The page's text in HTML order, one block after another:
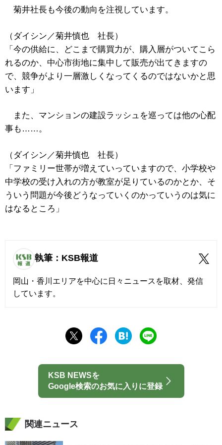
菊井社長も今後の動向を注視しています。
（ダイシン／菊井慎也 社長）
「今の供給に、どこまで購買力が、購入層がついてこら
れるのか、中心市街地に集中して販売が出てきますの
で、競争がより一層激しくなってくるのではないかと思
います」
また、マンションの建設ラッシュを巡っては他の心配
事も……。
（ダイシン／菊井慎也 社長）
「ファミリー世帯が増えていっていますので、小学校や
中学校の受け入れの方が教室が足りているのかとか、そ
ういう問題が今後どうなっていくのかっていうのは気に
はなるところ」
執筆：KSB報道
岡山・香川エリアを中心に日々ニュースを取材、発信
しています。
KSB NEWSを
Google検索のお気に入りに登録
関連ニュース